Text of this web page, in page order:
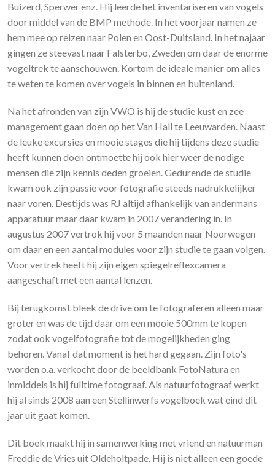
Buizerd, Sperwer enz. Hij leerde het inventariseren van vogels
door middel van de BMP methode. In het voorjaar namen ze
hem mee op reizen naar Polen en Oost-Duitsland. In het najaar
gingen ze steevast naar Falsterbo, Zweden om daar de enorme
vogeltrek te aanschouwen. Kortom de ideale manier om alles
te weten te komen over vogels in binnen en buitenland.
Na het afronden van zijn VWO is hij de studie kust en zee
management gaan doen op het Van Hall te Leeuwarden. Naast
de leuke excursies en mooie stages die hij tijdens deze studie
heeft kunnen doen ontmoette hij ook hier weer de nodige
mensen die zijn kennis deden groeien. Gedurende de studie
kwam ook zijn passie voor fotografie steeds nadrukkelijker
naar voren. Destijds was RJ altijd afhankelijk van andermans
apparatuur maar daar kwam in 2007 verandering in. In
augustus 2007 vertrok hij voor 5 maanden naar Noorwegen
om daar en een aantal modules voor zijn studie te gaan volgen.
Voor vertrek heeft hij zijn eigen spiegelreflexcamera
aangeschaft met een aantal lenzen.
Bij terugkomst bleek de drive om te fotograferen alleen maar
groter en was de tijd daar om een mooie 500mm te kopen
zodat ook vogelfotografie tot de mogelijkheden ging
behoren. Vanaf dat moment is het hard gegaan. Zijn foto's
worden o.a. verkocht door de beeldbank FotoNatura en
inmiddels is hij fulltime fotograaf. Als natuurfotograaf werkt
hij al sinds 2008 aan een Stellinwerfs vogelboek wat eind dit
jaar uit gaat komen.
Dit boek maakt hij in samenwerking met vriend en natuurman
Freddie de Vries uit Oldeholtpade. Hij is niet alleen een goede